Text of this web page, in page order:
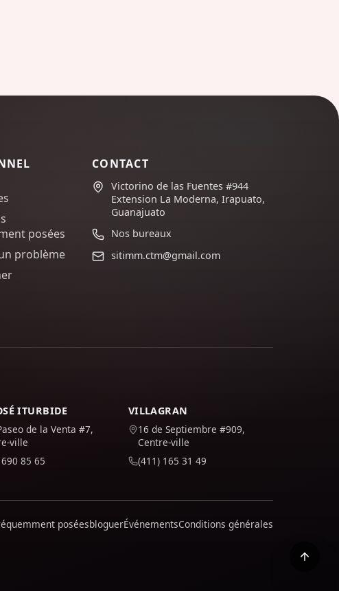
posées
problème
CONTACT
Victorino de las Fuentes #944
Extension La Moderna, Irapuato,
Guanajuato
Nos bureaux
sitimm.ctm@gmail.com
ITURBIDE
de la Venta #7,
ville
85 65
VILLAGRAN
16 de Septiembre #909,
Centre-ville
(411) 165 31 49
poséesbloguerÉvénementsConditions générales